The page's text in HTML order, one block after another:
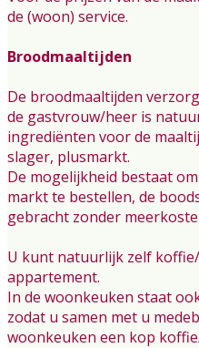
de (woon) service.
Broodmaaltijden
De broodmaaltijden
de gastvrouw/heer is
ingrediënten voor de
slager, plusmarkt.
De mogelijkheid bestaat
markt te bestellen, de
gebracht zonder
U kunt natuurlijk zelf
appartement.
In de woonkeuken staat
zodat u samen met u
woonkeuken een kop